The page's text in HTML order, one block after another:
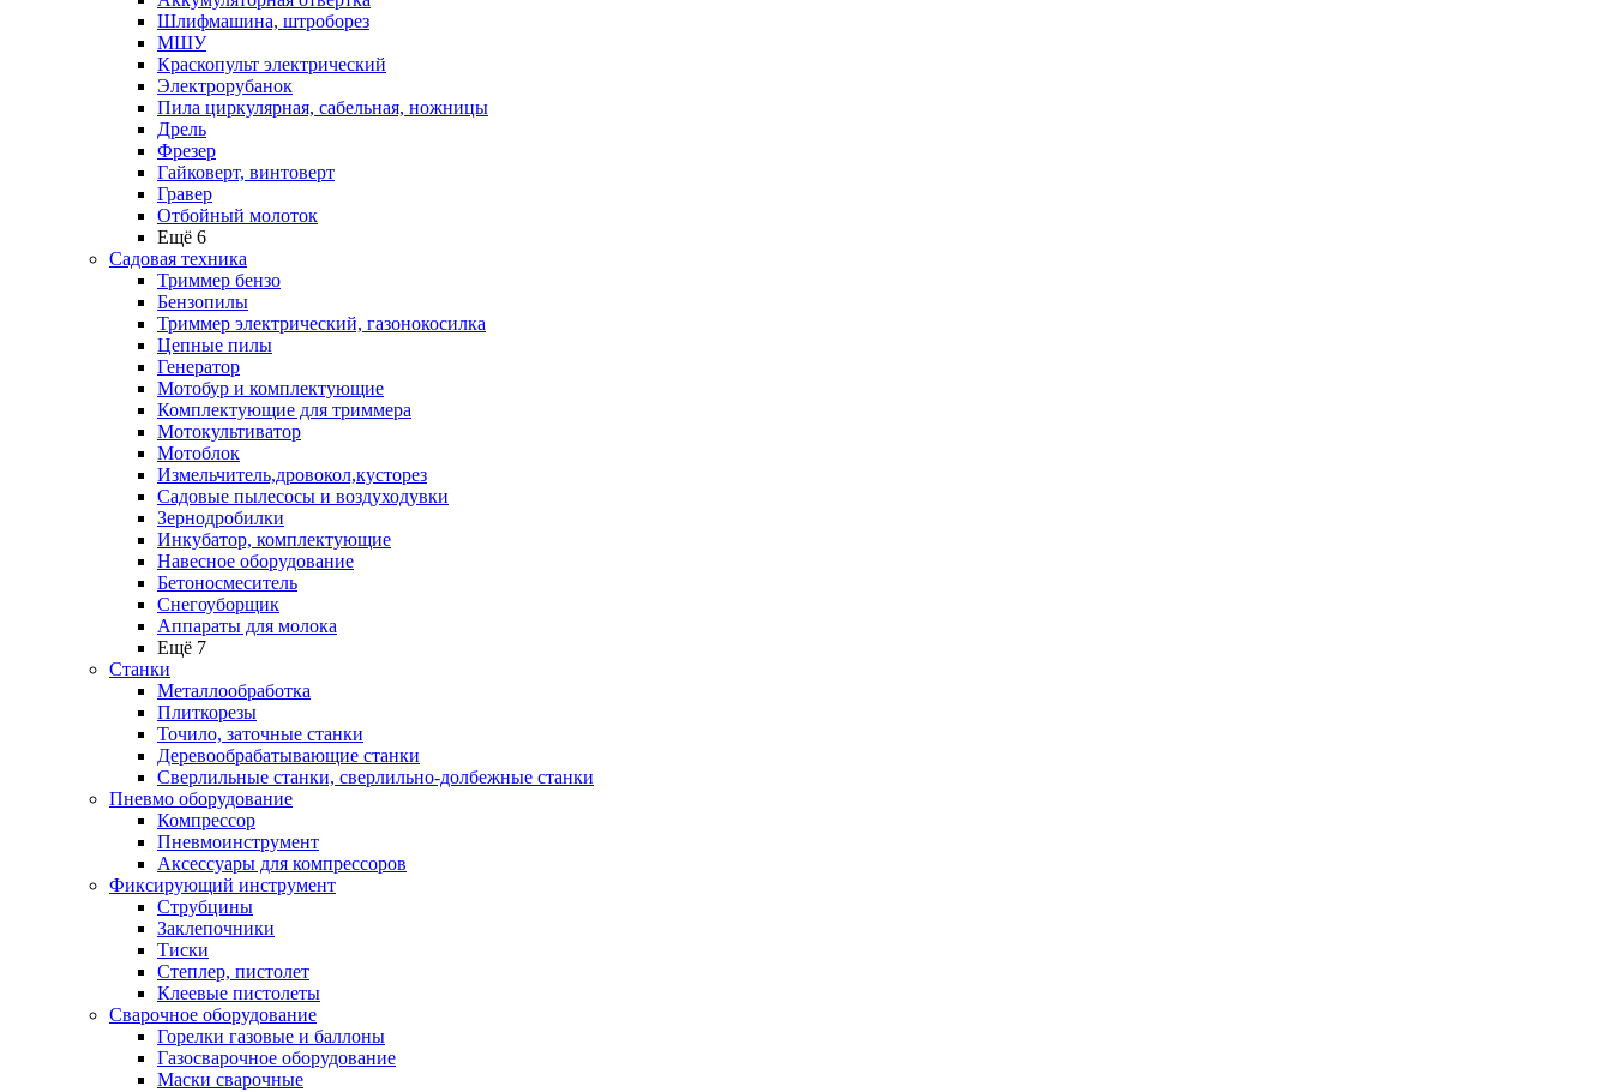
Шлифмашина, штроборез
МШУ
Краскопульт электрический
Электрорубанок
Пила циркулярная, сабельная, ножницы
Дрель
Фрезер
Гайковерт, винтоверт
Гравер
Отбойный молоток
Ещё 6
Садовая техника
Триммер бензо
Бензопилы
Триммер электрический, газонокосилка
Цепные пилы
Генератор
Мотобур и комплектующие
Комплектующие для триммера
Мотокультиватор
Мотоблок
Измельчитель,дровокол,кусторез
Садовые пылесосы и воздуходувки
Зернодробилки
Инкубатор, комплектующие
Навесное оборудование
Бетоносмеситель
Снегоуборщик
Аппараты для молока
Ещё 7
Станки
Металлообработка
Плиткорезы
Точило, заточные станки
Деревообрабатывающие станки
Сверлильные станки, сверлильно-долбежные станки
Пневмо оборудование
Компрессор
Пневмоинструмент
Аксессуары для компрессоров
Фиксирующий инструмент
Струбцины
Заклепочники
Тиски
Степлер, пистолет
Клеевые пистолеты
Сварочное оборудование
Горелки газовые и баллоны
Газосварочное оборудование
Маски сварочные